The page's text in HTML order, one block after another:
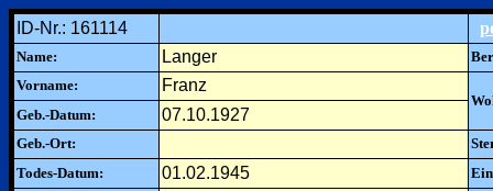
ID-Nr.: 161114
Name: Langer
Vorname:
Franz
Geb.-Datum:
07.10.1927
Geb.-Ort:
Todes-Datum:
01.02.1945